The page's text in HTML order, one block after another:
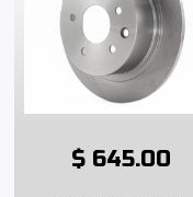
$ 645.00